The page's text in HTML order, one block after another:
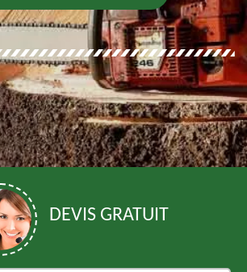
DEVIS GRATUIT